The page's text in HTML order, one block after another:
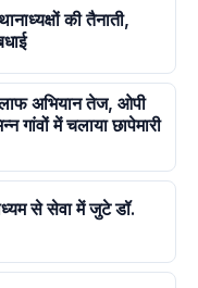
की तैनाती,
अभियान तेज, ओपी
गांवों में चलाया छापेमारी
से सेवा में जुटे डॉ.